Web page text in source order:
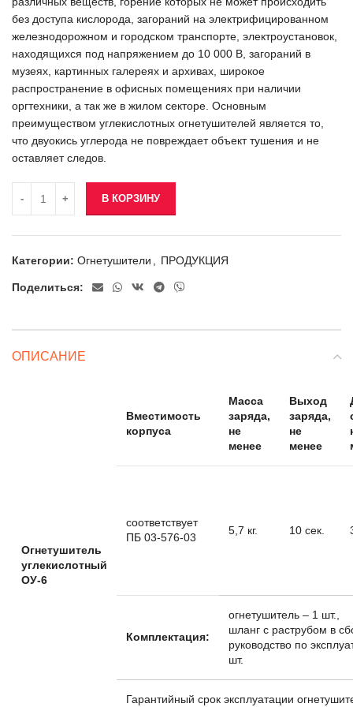
без доступа кислорода, загораний на электрифицированном
железнодорожном и городском транспорте, электроустановок,
находящихся под напряжением до 10 000 В, загораний в
музеях, картинных галереях и архивах, широкое
распространение в офисных помещениях при наличии
оргтехники, а так же в жилом секторе. Основным
преимуществом углекислотных огнетушителей является то,
что двуокись углерода не повреждает объект тушения и не
оставляет следов.
В КОРЗИНУ
Категории: Огнетушители ПРОДУКЦИЯ
Поделиться:
ОПИСАНИЕ
Огнетушитель
углекислотный
ОУ-6
Вместимость
корпуса
Масса
заряда,
не
менее
Выход
заряда,
не
менее
соответствует
ПБ 03-576-03
5,7 кг. 10 сек.
Комплектация:
огнетушитель – 1 шт.,
шланг с раструбом в
руководство по
шт.
Гарантийный срок эксплуатации